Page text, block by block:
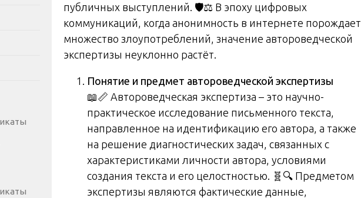
публичных выступлений. 🛡️⚖️ В эпоху цифровых
коммуникаций, когда анонимность в интернете порождает
множество злоупотреблений, значение автороведческой
экспертизы неуклонно растёт.
Понятие и предмет автороведческой экспертизы
📖📏 Автороведческая экспертиза – это научно-
практическое исследование письменного текста,
направленное на идентификацию его автора, а также
на решение диагностических задач, связанных с
характеристиками личности автора, условиями
создания текста и его целостностью. 🧬🔍 Предметом
экспертизы являются фактические данные,